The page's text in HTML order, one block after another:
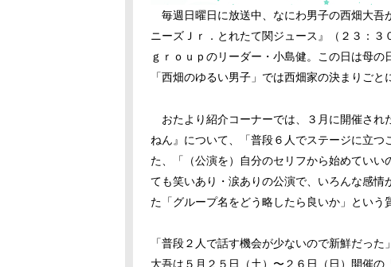
毎週日曜日に放送中、なにわ男子の西畑大吾
ニーズＪｒ．とれたて関ジュース』（２３：
ｇｒｏｕｐのリーダー・小島健。この日は母
「西畑のゆるい男子」では西畑家の決まりごと
おたより紹介コーナーでは、３月に開催され
ねん』について、「普段６人でステージに立
た、「（公演を）自分のセリフから始めてい
ても笑いあり・涙ありの公演で、いろんな感
た「グループ名をどう略したら良いか」という
「普段２人で話す機会が少ないので新鮮だっ
大吾は５月２５日（土）〜２６日（日）開催